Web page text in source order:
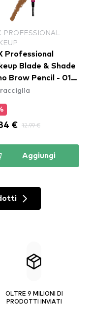
PROFESSIONAL
Professional
Blade & Shade
Brow Pencil - 01
Blonde
€ 12.99 €
Aggiungi
OLTRE 9 MILIONI DI
PRODOTTI INVIATI